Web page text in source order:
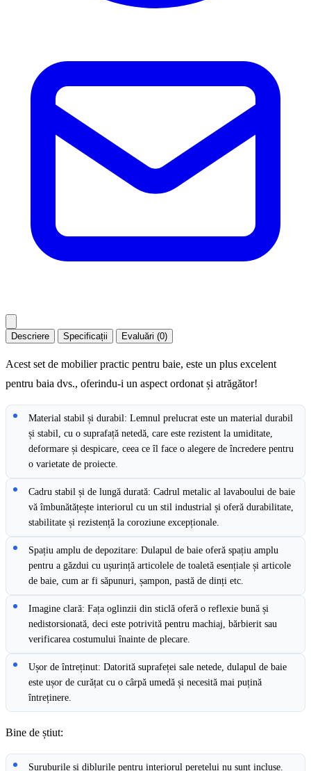
Descriere Specificații Evaluări (0)
Acest set de mobilier practic pentru baie, este un plus excelent
pentru baia dvs., oferindu-i un aspect ordonat și atrăgător!
Material stabil și durabil: Lemnul prelucrat este un material durabil
și stabil, cu o suprafață netedă, care este rezistent la umiditate,
deformare și despicare, ceea ce îl face o alegere de încredere pentru
o varietate de proiecte.
Cadru stabil și de lungă durată: Cadrul metalic al lavaboului de baie
vă îmbunătățește interiorul cu un stil industrial și oferă durabilitate,
stabilitate și rezistență la coroziune excepționale.
Spațiu amplu de depozitare: Dulapul de baie oferă spațiu amplu
pentru a găzdui cu ușurință articolele de toaletă esențiale și articole
de baie, cum ar fi săpunuri, șampon, pastă de dinți etc.
Imagine clară: Fața oglinzii din sticlă oferă o reflexie bună și
nedistorsionată, deci este potrivită pentru machiaj, bărbierit sau
verificarea costumului înainte de plecare.
Ușor de întreținut: Datorită suprafeței sale netede, dulapul de baie
este ușor de curățat cu o cârpă umedă și necesită mai puțină
întreținere.
Bine de știut:
Șuruburile și diblurile pentru interiorul peretelui nu sunt incluse.